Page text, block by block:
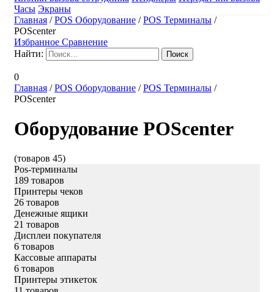
Часы Экраны
Главная /POS Оборудование /POS Терминалы /
POScenter
Избранное Сравнение
Найти:
0
Главная /POS Оборудование /POS Терминалы /
POScenter
Оборудование POScenter
(товаров 45)
Pos-терминалы
189 товаров
Принтеры чеков
26 товаров
Денежные ящики
21 товаров
Дисплеи покупателя
6 товаров
Кассовые аппараты
6 товаров
Принтеры этикеток